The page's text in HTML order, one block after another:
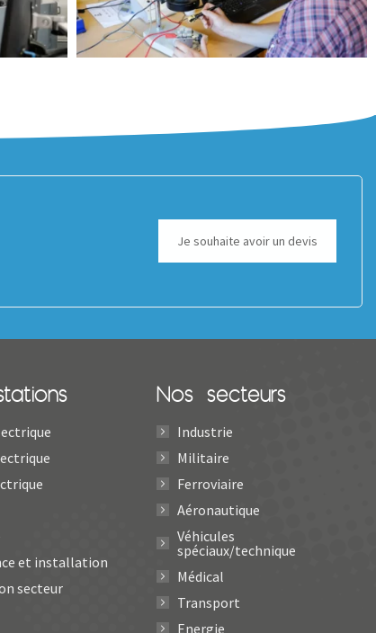
Je souhaite avoir un devis
et installation
secteur
Nos secteurs
Industrie
Militaire
Ferroviaire
Aéronautique
Véhicules
spéciaux/technique
Médical
Transport
Energie